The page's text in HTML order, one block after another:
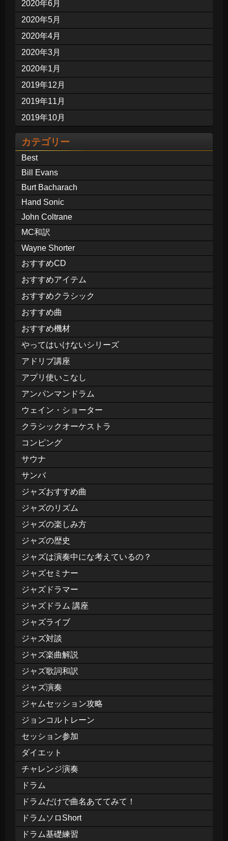
2020年6月
2020年5月
2020年4月
2020年3月
2020年1月
2019年12月
2019年11月
2019年10月
カテゴリー
Best
Bill Evans
Burt Bacharach
Hand Sonic
John Coltrane
MC和訳
Wayne Shorter
おすすめCD
おすすめアイテム
おすすめクラシック
おすすめ曲
おすすめ機材
やってはいけないシリーズ
アドリブ講座
アプリ使いこなし
アンパンマンドラム
ウェイン・ショーター
クラシックオーケストラ
コンピング
サウナ
サンバ
ジャズおすすめ曲
ジャズのリズム
ジャズの楽しみ方
ジャズの歴史
ジャズは演奏中にな考えているの？
ジャズセミナー
ジャズドラマー
ジャズドラム 講座
ジャズライブ
ジャズ対談
ジャズ楽曲解説
ジャズ歌詞和訳
ジャズ演奏
ジャムセッション攻略
ジョンコルトレーン
セッション参加
ダイエット
チャレンジ演奏
ドラム
ドラムだけで曲名あててみて！
ドラムソロShort
ドラム基礎練習